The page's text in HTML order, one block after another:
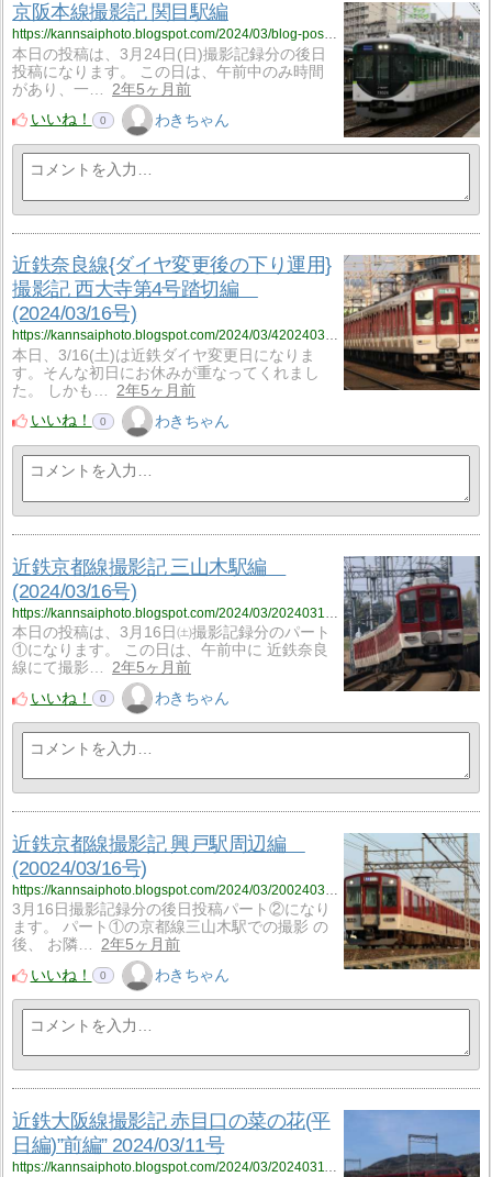
京阪本線撮影記 関目駅編
https://kannsaiphoto.blogspot.com/2024/03/blog-post.html
本日の投稿は、3月24日(日)撮影記録分の後日
投稿になります。 この日は、午前中のみ時間
があり、一…
2年5ヶ月前
いいね！
0 わきちゃん
近鉄奈良線{ダイヤ変更後の下り運用}
撮影記 西大寺第4号踏切編
(2024/03/16号)
https://kannsaiphoto.blogspot.com/2024/03/420240316.html
本日、3/16(土)は近鉄ダイヤ変更日になりま
す。そんな初日にお休みが重なってくれまし
た。 しかも…
2年5ヶ月前
いいね！
0 わきちゃん
近鉄京都線撮影記 三山木駅編
(2024/03/16号)
本日の投稿は、3月16日㈯撮影記録分のパート
①になります。 この日は、午前中に 近鉄奈良
線にて撮影…
2年5ヶ月前
いいね！
0 わきちゃん
近鉄京都線撮影記 興戸駅周辺編
(20024/03/16号)
3月16日撮影記録分の後日投稿パート②になり
ます。 パート①の京都線三山木駅での撮影 の
後、 お隣…
2年5ヶ月前
いいね！
0 わきちゃん
近鉄大阪線撮影記 赤目口の菜の花(平
日編)”前編” 2024/03/11号
https://kannsaiphoto.blogspot.com/2024/03/20240311.html